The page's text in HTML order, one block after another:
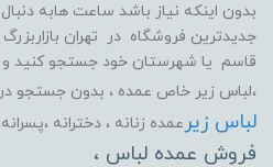
بدون اینکه نیاز باشد ساعت هابه
جدیدترین فروشگاه در تهران بازاربزرگ
قاسم یا شهرستان خود جستجو کنید و
،لباس زیر خاص عمده ، بدون جستجو در
لباس زیر عمده زنانه ، دخترانه
فروش عمده لباس ،